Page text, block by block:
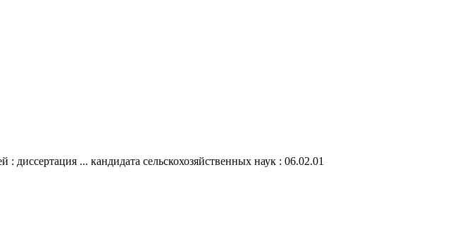
диссертация ... кандидата сельскохозяйственных наук : 06.02.01